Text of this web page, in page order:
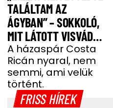
TALÁLTAM AZ
ÁGYBAN” – SOKKOLÓ,
MIT LÁTOTT VISVÁDER
TAMÁS
A házaspár Costa
Ricán nyaral, nem
semmi, ami velük
történt.
FRISS HÍREK